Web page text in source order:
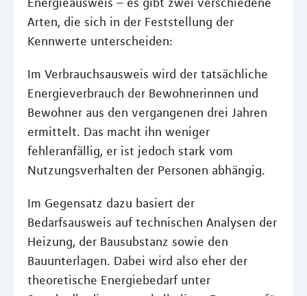
Arten, die sich in der Feststellung der
Kennwerte unterscheiden:
Im Verbrauchsausweis wird der tatsächliche
Energieverbrauch der Bewohnerinnen und
Bewohner aus den vergangenen drei Jahren
ermittelt. Das macht ihn weniger
fehleranfällig, er ist jedoch stark vom
Nutzungsverhalten der Personen abhängig.
Im Gegensatz dazu basiert der
Bedarfsausweis auf technischen Analysen der
Heizung, der Bausubstanz sowie den
Bauunterlagen. Dabei wird also eher der
theoretische Energiebedarf unter